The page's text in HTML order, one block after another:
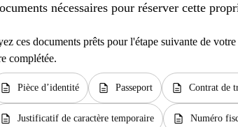
nécessaires pour réserver cette
ces documents prêts pour l'étape suivante de
complétée.
description Pièce d’identité description Passeport description Contrat de
description Justificatif de caractère temporaire description Numéro